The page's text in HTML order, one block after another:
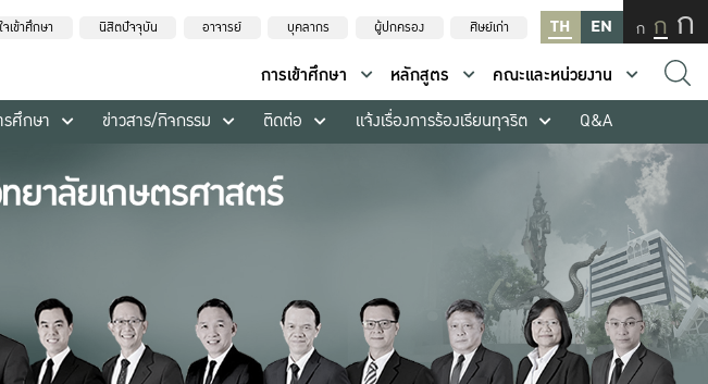
เข้าศึกษา นิสิตปัจจุบัน อาจารย์ บุคลากร ผู้ปกครอง ศิษย์เก่า TH EN ก ก ก
การเข้าศึกษา หลักสูตร
คณะและหน่วยงาน
ศึกษา ข่าวสาร/กิจกรรม ติดต่อ แจ้งเรื่องการร้องเรียนทุจริต Q&A